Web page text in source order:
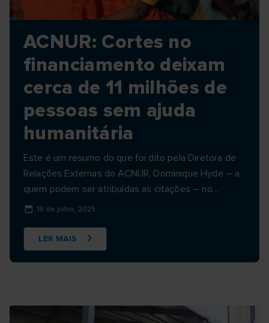
ACNUR: Cortes no
financiamento deixam
cerca de 11 milhões de
pessoas sem ajuda
humanitária
Este é um resumo do que foi dito pela Diretora de
Relações Externas do ACNUR, Dominique Hyde – a
quem podem ser atribuídas as citações – no
briefing de imprensa realizado hoje no Palais des
18 de julho, 2025
LER MAIS